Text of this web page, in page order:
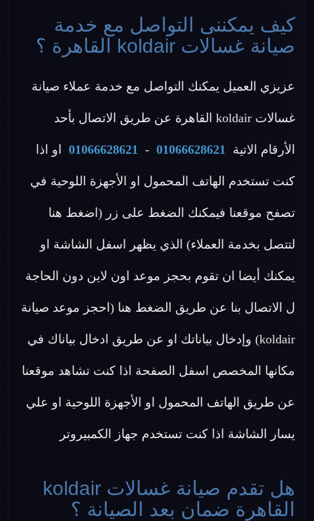
كيف يمكننى التواصل مع خدمة
صيانة غسالات koldair القاهرة ؟
عزيزي العميل يمكنك التواصل مع خدمة عملاء صيانة
غسالات koldair القاهرة عن طريق الاتصال بأحد
الأرقام الاتية 01066628621
-
01066628621 او اذا
كنت تستخدم الهاتف المحمول او الأجهزة اللوحية في
تصفح موقعنا فيمكنك الضغط على زر (اضغط هنا
لتتصل بخدمة العملاء) الذي يظهر اسفل الشاشة او
يمكنك أيضا ان تقوم بحجز موعد اون لاين دون الحاجة
ل الاتصال بنا عن طريق الضغط هنا (احجز موعد صيانة
koldair) وإدخال بياناتك او عن طريق ادخال بياناك في
مكانها المخصص اسفل الصفحة اذا كنت تشاهد موقعنا
عن طريق الهاتف المحمول او الأجهزة اللوحية او علي
يسار الشاشة اذا كنت تستخدم جهاز الكمبيروتر
هل تقدم صيانة غسالات koldair
القاهرة ضمان بعد الصيانة ؟